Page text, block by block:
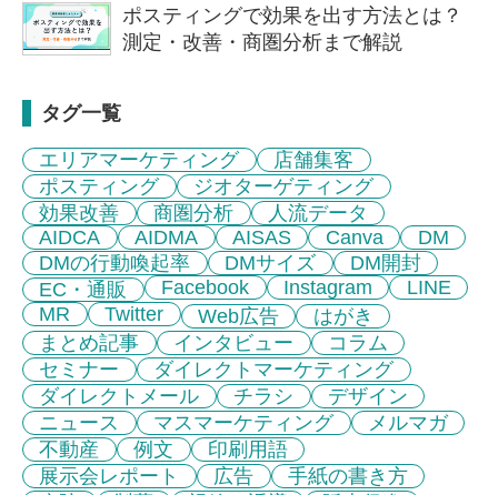
ポスティングで効果を出す方法とは？
測定・改善・商圏分析まで解説
タグ一覧
エリアマーケティング
店舗集客
ポスティング
ジオターゲティング
効果改善
商圏分析
人流データ
AIDCA
AIDMA AISAS Canva
DM
DMの行動喚起率
DMサイズ
DM開封
EC・通販
Facebook Instagram
LINE
MR
Twitter Web広告
はがき
まとめ記事
インタビュー
コラム
セミナー
ダイレクトマーケティング
ダイレクトメール
チラシ
デザイン
ニュース
マスマーケティング
メルマガ
不動産
例文
印刷用語
展示会レポート
広告
手紙の書き方